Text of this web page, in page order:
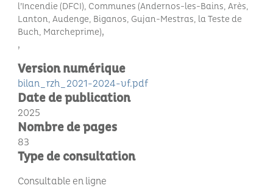
l’Incendie (DFCI), Communes (Andernos-les-Bains, Arès,
Lanton, Audenge, Biganos, Gujan-Mestras, la Teste de
Buch, Marcheprime)
Version numérique
bilan_rzh_2021-2024-vf.pdf
Date de publication
2025
Nombre de pages
83
Type de consultation
Consultable en ligne